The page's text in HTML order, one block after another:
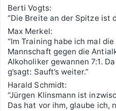
Berti Vogts:
“Die Breite an der Spitze ist
Max Merkel:
“Im Training habe ich mal
Mannschaft gegen die
Alkoholiker gewannen 7:1.
g’sagt: Sauft’s weiter.”
Harald Schmidt:
“Jürgen Klinsmann ist
Das hat vor ihm, glaube ich,